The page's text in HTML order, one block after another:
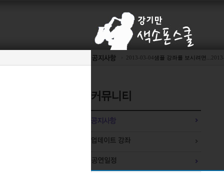
2013-03-04샘플 강좌를 보시려면...